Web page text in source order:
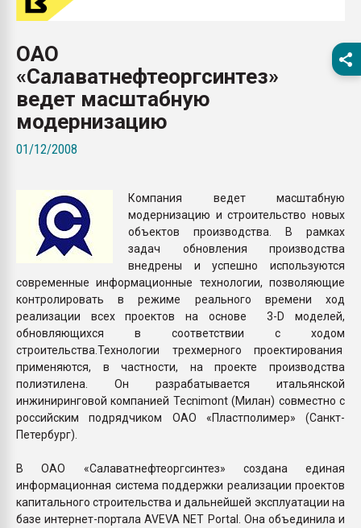
28.07.2026
ОАО
«Салаватнефтеоргсинтез»
ведет масштабную
модернизацию
01/12/2008
Компания ведет масштабную
модернизацию и строительство новых
объектов производства. В рамках
задач обновления производства
внедрены и успешно используются
современные информационные технологии, позволяющие
контролировать в режиме реального времени ход
реализации всех проектов на основе 3-D моделей,
обновляющихся в соответствии с ходом
строительства.Технологии трехмерного проектирования
применяются, в частности, на проекте производства
полиэтилена. Он разрабатывается итальянской
инжиниринговой компанией Tecnimont (Милан) совместно с
российским подрядчиком ОАО «Пластполимер» (Санкт-
Петербург).
В ОАО «Салаватнефтеоргсинтез» создана единая
информационная система поддержки реализации проектов
капитального строительства и дальнейшей эксплуатации на
базе интернет-портала AVEVA NET Portal. Она объединила и